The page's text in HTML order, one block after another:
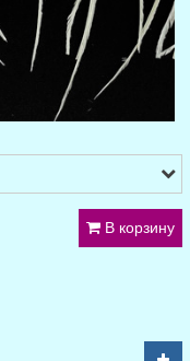
В корзину